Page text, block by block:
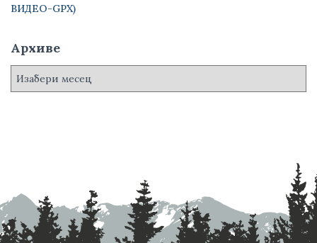
ВИДЕО-GPX)
Архиве
А